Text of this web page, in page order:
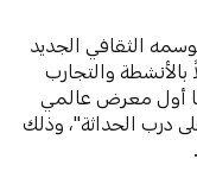
الثقافي الجديد
بالأنشطة والتجارب
ضمنها أول معرض عالمي
درب الحداثة"، وذلك